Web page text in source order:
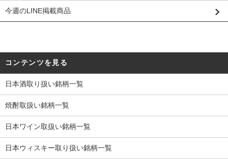
今週のLINE掲載商品
コンテンツを見る
日本酒取り扱い銘柄一覧
焼酎取扱い銘柄一覧
日本ワイン取扱い銘柄一覧
日本ウィスキー取り扱い銘柄一覧